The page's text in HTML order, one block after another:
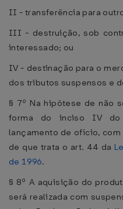
II - transferência para
III - destruição, sob
interessado; ou
IV - destinação para o
dos tributos suspensos e
§ 7º Na hipótese de não
forma do inciso IV
lançamento de ofício,
de que trata o art. 44 da
de 1996.
§ 8º A aquisição do
será realizada com